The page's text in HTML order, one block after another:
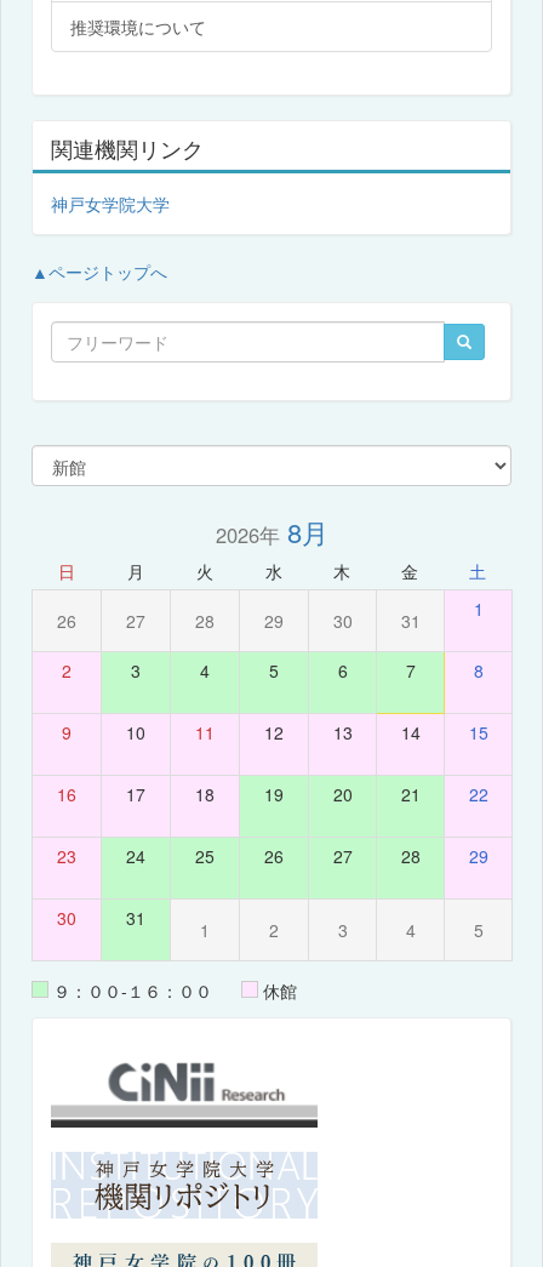
推奨環境について
関連機関リンク
神戸女学院大学
▲ページトップへ
2026年8月
日 月 火 水 木 金 土
26 27 28 29 30 31 1
2 3 4 5 6 7 8
9 10 11 12 13 14 15
16 17 18 19 20 21 22
23 24 25 26 27 28 29
30 31 1 2 3 4 5
９：００-１６：００ 休館